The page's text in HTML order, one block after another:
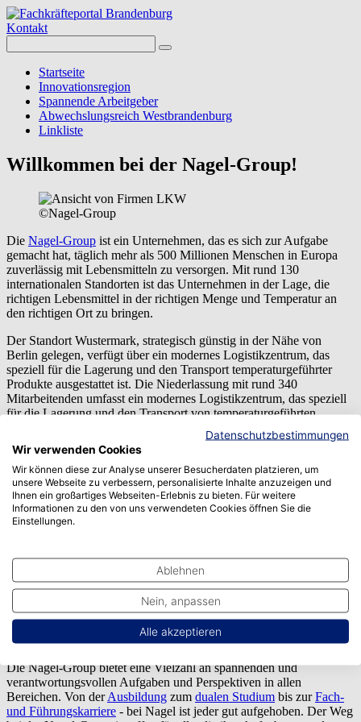
Kontakt
Startseite
Innovationsregion
Spannende Arbeitgeber
Abwechslungsreich Westbrandenburg
Linkliste
Willkommen bei der Nagel-Group!
©Nagel-Group
Die Nagel-Group ist ein Unternehmen, das es sich zur Aufgabe
gemacht hat, täglich mehr als 500 Millionen Menschen in Europa
zuverlässig mit Lebensmitteln zu versorgen. Mit rund 130
internationalen Standorten ist das Unternehmen in der Lage, die
richtigen Lebensmittel in der richtigen Menge und Temperatur an
den richtigen Ort zu bringen.
Der Standort Wustermark, strategisch günstig in der Nähe von
Berlin gelegen, verfügt über ein modernes Logistikzentrum, das
speziell für die Lagerung und den Transport temperaturgeführter
Produkte ausgestattet ist. Die Niederlassung mit rund 340
Mitarbeitenden umfasst ein modernes Logistikzentrum, das speziell
für die Lagerung und den Transport von temperaturgeführten
Die Dienstleistungen für die Kunden umfassen unter anderem die
Lagerung und Distribution von Lebensmitteln, Kommissionierung,
Verpackung und Etikettierung sowie spezielle Lösungen für die
Kühl- und Tiefkühllogistik.
©Nagel-Group
Die Nagel-Group beschäftigt mehr als 11.500 Mitarbeiterinnen und
Mitarbeiter und steht für
EMPOWER. Jeder einzelne Mitarbeiter ist
wichtig für das Unternehmen, denn er lebt täglich das Motto: Neues
wagen, über sich hinauswachsen, Verantwortung übernehmen und
dabei neue Maßstäbe setzen.
Die Nagel-Group bietet eine Vielzahl an spannenden und
verantwortungsvollen Aufgaben und Perspektiven in allen
Bereichen. Von derAusbildung zum dualen Studium bis zurFach-
und Führungskarriere - bei Nagel ist jeder gut aufgehoben. Der Weg
Datenschutzbestimmungen
Wir verwenden Cookies
Wir können diese zur Analyse unserer Besucherdaten platzieren, um
unsere Webseite zu verbessern, personalisierte Inhalte anzuzeigen und
Ihnen ein großartiges Webseiten-Erlebnis zu bieten. Für weitere
Informationen zu den von uns verwendeten Cookies öffnen Sie die
Einstellungen.
Ablehnen
Nein, anpassen
Alle akzeptieren